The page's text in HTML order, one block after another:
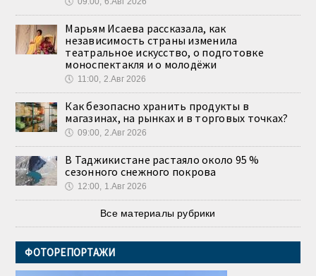
Марьям Исаева рассказала, как
независимость страны изменила
театральное искусство, о подготовке
моноспектакля и о молодёжи
🕔 11:00, 2.Авг 2026
Как безопасно хранить продукты в
магазинах, на рынках и в торговых точках?
🕔 09:00, 2.Авг 2026
В Таджикистане растаяло около 95 %
сезонного снежного покрова
🕔 12:00, 1.Авг 2026
Все материалы рубрики
ФОТОРЕПОРТАЖИ